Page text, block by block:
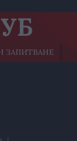
ЗАПИТВАНЕ